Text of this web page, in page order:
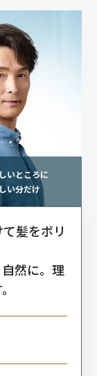
いところに
い分だけ
髪をボリ
然に。理